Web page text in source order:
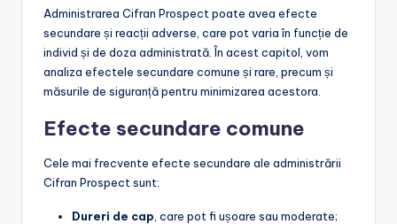
Administrarea Cifran Prospect poate avea efecte
secundare și reacții adverse, care pot varia în funcție de
individ și de doza administrată. În acest capitol, vom
analiza efectele secundare comune și rare, precum și
măsurile de siguranță pentru minimizarea acestora.
Efecte secundare comune
Cele mai frecvente efecte secundare ale administrării
Cifran Prospect sunt:
Dureri de cap , care pot fi ușoare sau moderate;